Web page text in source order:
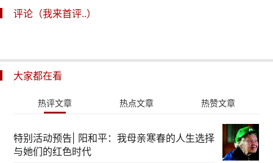
评论（我来首评..）
大家都在看
热评文章 热点文章 热赞文章
特别活动预告| 阳和平：我母亲寒春的人生选择
与她们的红色时代